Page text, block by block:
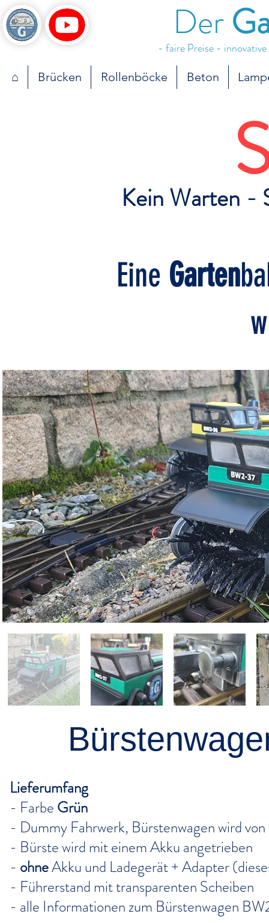
Der
- faire Preise -
⌂ Brücken Rollenböcke Beton
Kein Warten -
Eine Garten
Lieferumfang
- FarbeGrün
- Dummy Fahrwerk, Bürstenwagen wird
- Bürste wird mit einem Akku angetrieben
- ohneAkku und Ladegerät + Adapter
- Führerstand mit transparenten Scheiben
- alle Informationen zum Bürstenwagen